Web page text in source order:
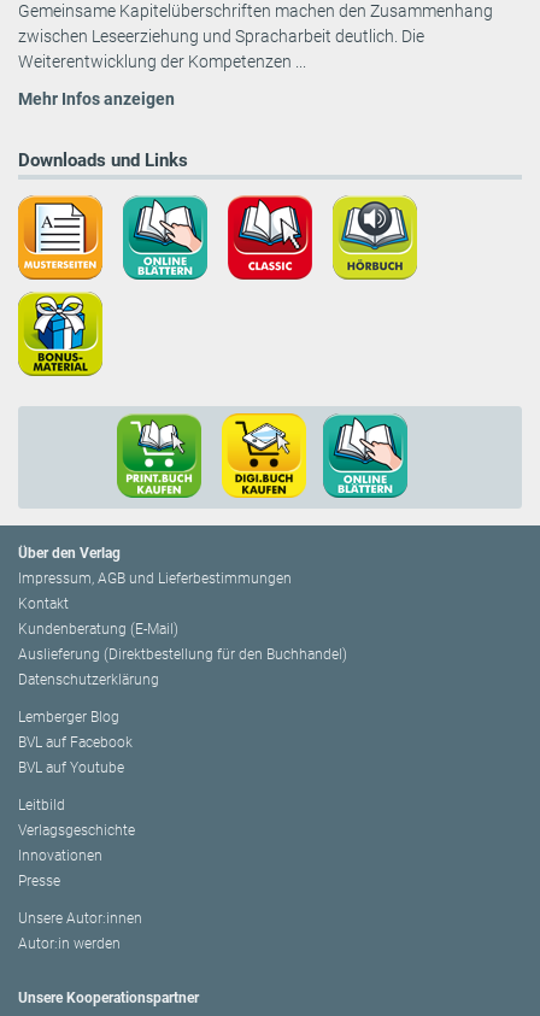
Gemeinsame Kapitelüberschriften machen den Zusammenhang
zwischen Leseerziehung und Spracharbeit deutlich. Die
Weiterentwicklung der Kompetenzen ...
Mehr Infos anzeigen
Downloads und Links
Über den Verlag
Impressum, AGB und Lieferbestimmungen
Kontakt
Kundenberatung (E-Mail)
Auslieferung (Direktbestellung für den Buchhandel)
Datenschutzerklärung
Lemberger Blog
BVL auf Facebook
BVL auf Youtube
Leitbild
Verlagsgeschichte
Innovationen
Presse
Unsere Autor:innen
Autor:in werden
Unsere Kooperationspartner